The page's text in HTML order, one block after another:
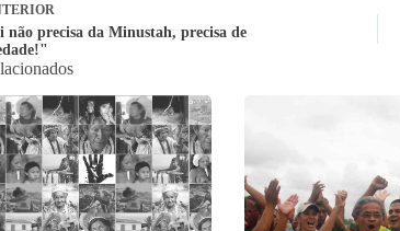
não precisa da Minustah, precisa de